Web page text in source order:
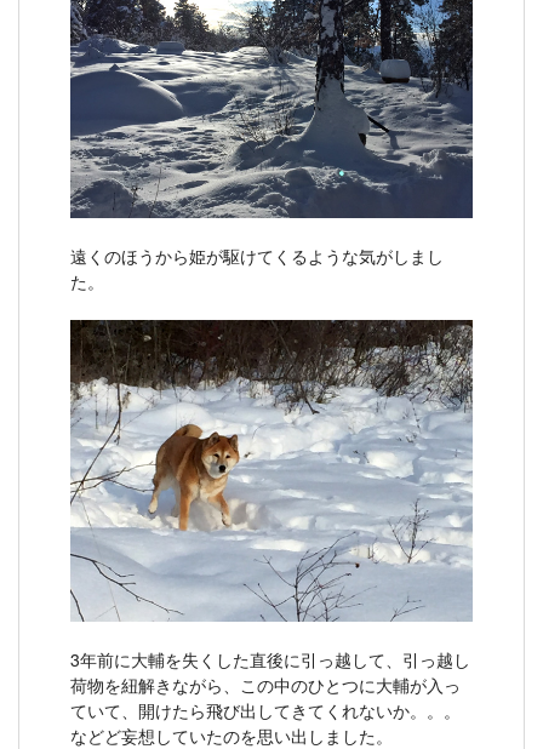
遠くのほうから姫が駆けてくるような気がしまし
た。
3年前に大輔を失くした直後に引っ越して、引っ越し
荷物を紐解きながら、この中のひとつに大輔が入っ
ていて、開けたら飛び出してきてくれないか。。。
などど妄想していたのを思い出しました。